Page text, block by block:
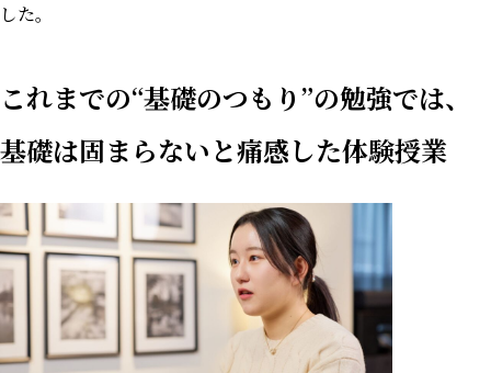
した。
これまでの“基礎のつもり”の勉強では、
基礎は固まらないと痛感した体験授業